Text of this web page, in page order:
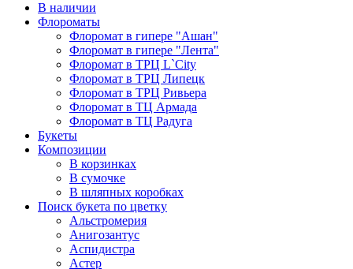
В наличии
Флороматы
Флоромат в гипере "Ашан"
Флоромат в гипере "Лента"
Флоромат в ТРЦ L`City
Флоромат в ТРЦ Липецк
Флоромат в ТРЦ Ривьера
Флоромат в ТЦ Армада
Флоромат в ТЦ Радуга
Букеты
Композиции
В корзинках
В сумочке
В шляпных коробках
Поиск букета по цветку
Альстромерия
Анигозантус
Аспидистра
Астер